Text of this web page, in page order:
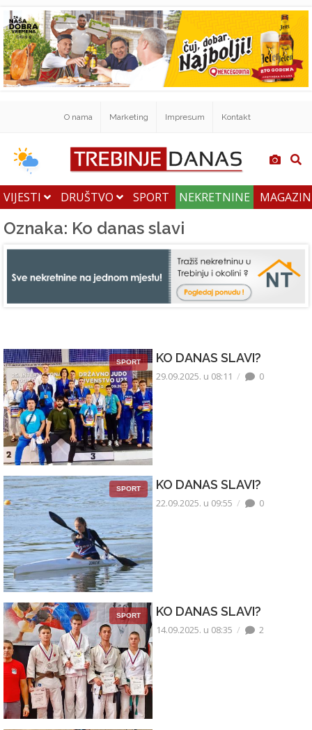
O nama Marketing Impresum Kontakt
VIJESTI DRUŠTVO SPORT NEKRETNINE
Oznaka: Ko danas slavi
SPORT KO DANAS SLAVI?
29.09.2025. u 08:11 0
SPORT KO DANAS SLAVI?
22.09.2025. u 09:55 0
SPORT KO DANAS SLAVI?
14.09.2025. u 08:35 2